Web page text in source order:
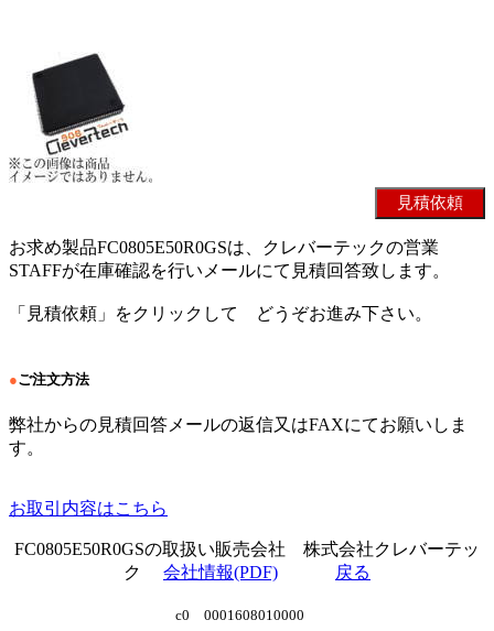
お求め製品FC0805E50R0GSは、クレバーテックの営業
STAFFが在庫確認を行いメールにて見積回答致します。
「見積依頼」をクリックして どうぞお進み下さい。
●ご注文方法
弊社からの見積回答メールの返信又はFAXにてお願いしま
す。
お取引内容はこちら
FC0805E50R0GSの取扱い販売会社 株式会社クレバーテッ
ク 会社情報(PDF) 戻る
c0 0001608010000